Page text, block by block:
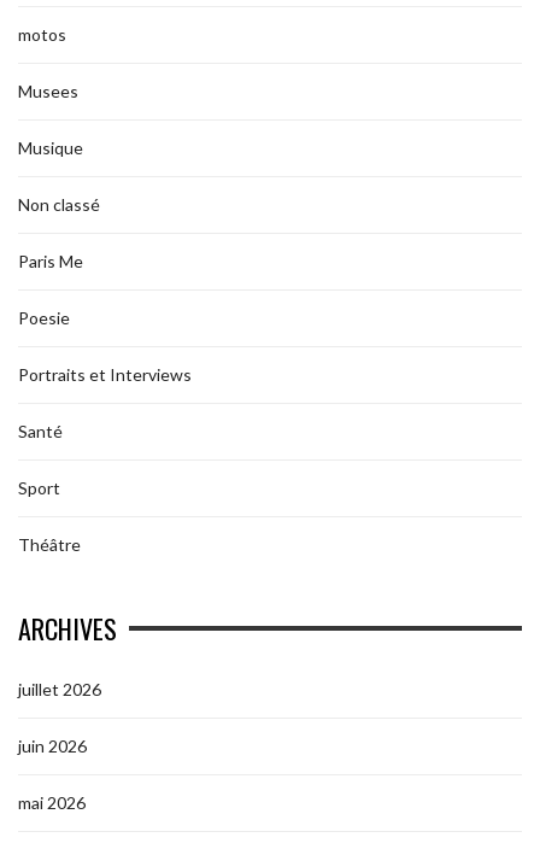
motos
Musees
Musique
Non classé
Paris Me
Poesie
Portraits et Interviews
Santé
Sport
Théâtre
ARCHIVES
juillet 2026
juin 2026
mai 2026